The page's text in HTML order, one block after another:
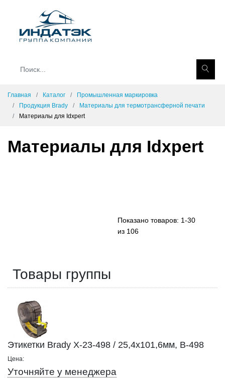
Главная Каталог
Промышленная маркировка
Продукция Brady
Материалы для термотрансферной печати
Материалы для Idxpert
Материалы для Idxpert
Показано товаров: 1-30
из 106
Товары группы
Этикетки Brady X-23-498 / 25,4x101,6мм, B-498
Цена:
Уточняйте у менеджера